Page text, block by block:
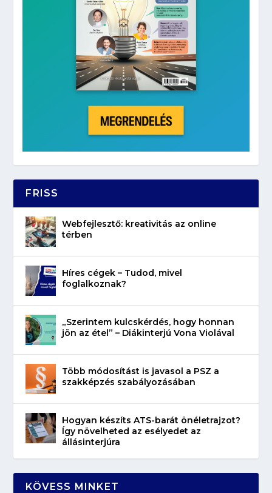
FRISS
Webfejlesztő: kreativitás az online
térben
Híres cégek – Tudod, mivel
foglalkoznak?
„Szerintem kulcskérdés, hogy honnan
jön az étel” – Diákinterjú Vona Violával
Több módosítást is javasol a PSZ a
szakképzés szabályozásában
Hogyan készíts ATS-barát önéletrajzot?
Így növelheted az esélyedet az
állásinterjúra
KÖVESS MINKET